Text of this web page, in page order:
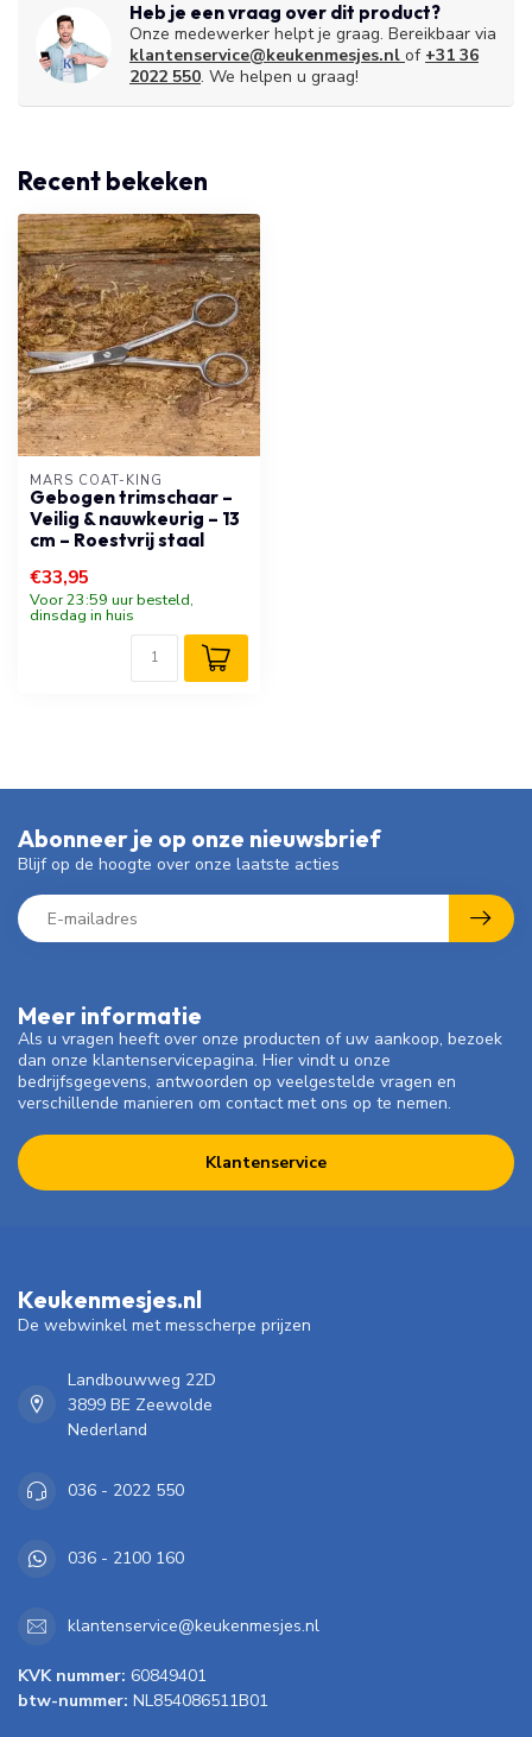
Heb je een vraag over dit product?
Onze medewerker helpt je graag. Bereikbaar via
klantenservice@keukenmesjes.nl of +31 36
2022 550. We helpen u graag!
Recent bekeken
MARS COAT-KING
Gebogen trimschaar –
Veilig & nauwkeurig – 13
cm – Roestvrij staal
€33,95
Voor 23:59 uur besteld,
dinsdag in huis
Meer informatie
Als u vragen heeft over onze producten of uw aankoop, bezoek
dan onze klantenservicepagina. Hier vindt u onze
bedrijfsgegevens, antwoorden op veelgestelde vragen en
verschillende manieren om contact met ons op te nemen.
Klantenservice
Abonneer je op onze nieuwsbrief
Blijf op de hoogte over onze laatste acties
Keukenmesjes.nl
De webwinkel met messcherpe prijzen
Landbouwweg 22D
3899 BE Zeewolde
Nederland
036 - 2022 550
036 - 2100 160
klantenservice@keukenmesjes.nl
KVK nummer: 60849401
btw-nummer: NL854086511B01